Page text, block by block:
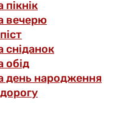
вечерю
сніданок
обід
день народження